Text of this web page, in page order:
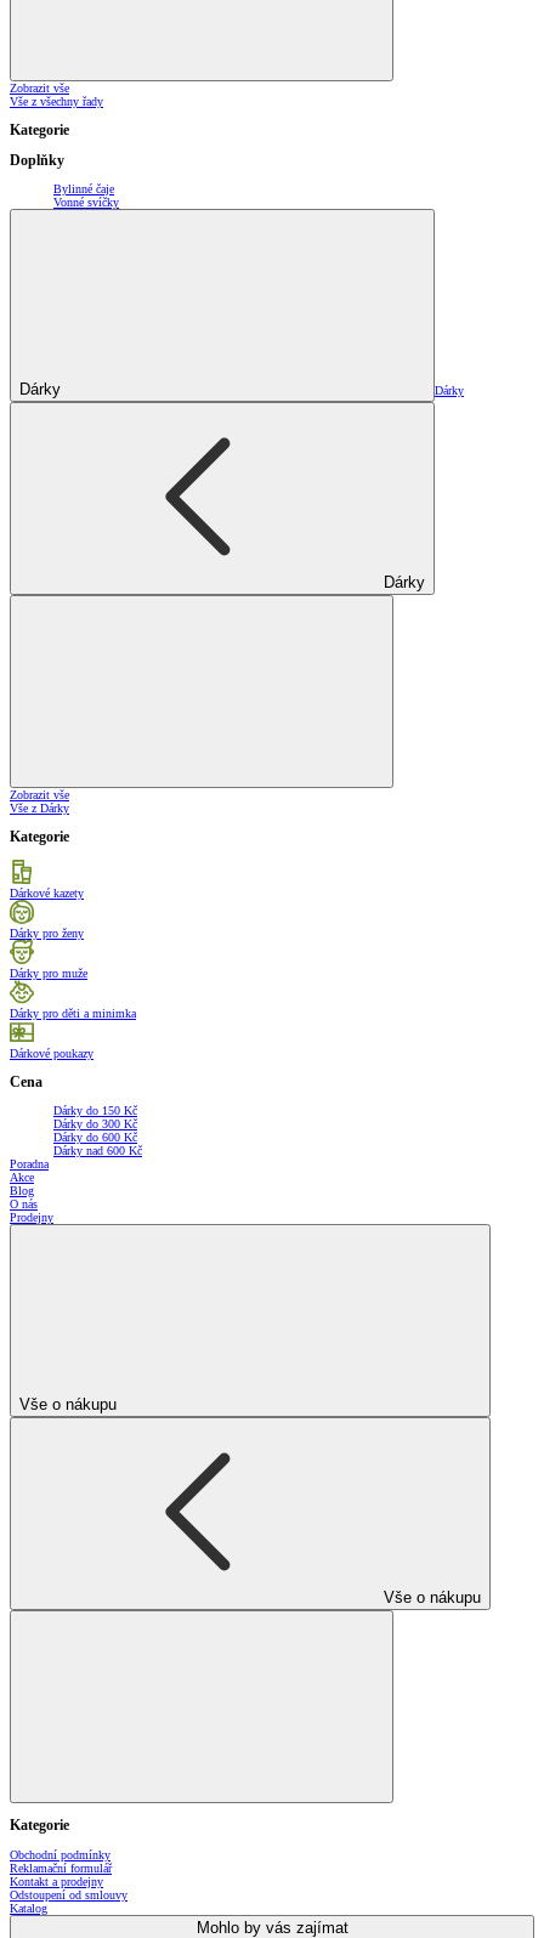
Zobrazit vše
Vše z všechny řady
Kategorie
Doplňky
Bylinné čaje
Vonné svíčky
Dárky Dárky
Dárky
Zobrazit vše
Vše z Dárky
Kategorie
Dárkové kazety
Dárky pro ženy
Dárky pro muže
Dárky pro děti a minimka
Dárkové poukazy
Cena
Dárky do 150 Kč
Dárky do 300 Kč
Dárky do 600 Kč
Dárky nad 600 Kč
Poradna
Akce
Blog
O nás
Prodejny
Vše o nákupu
Vše o nákupu
Kategorie
Obchodní podmínky
Reklamační formulář
Kontakt a prodejny
Odstoupení od smlouvy
Katalog
Mohlo by vás zajímat